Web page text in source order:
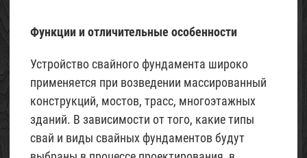
Функции и отличительные особенности
Устройство свайного фундамента широко
применяется при возведении массированный
конструкций, мостов, трасс, многоэтажных
зданий. В зависимости от того, какие типы
свай и виды свайных фундаментов будут